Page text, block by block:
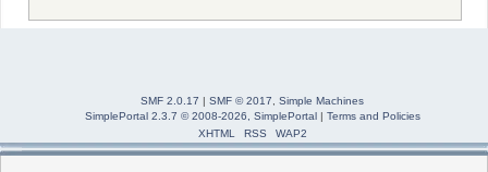
SMF 2.0.17 | SMF © 2017
Simple Machines
SimplePortal 2.3.7 © 2008-2026, SimplePortal| Terms and Policies
XHTML
RSS WAP2